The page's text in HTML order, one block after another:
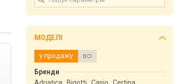
МОДЕЛІ
у продажу всі
Бренди